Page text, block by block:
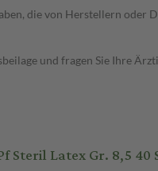
die von Herstellern oder
und fragen Sie Ihre
Steril Latex Gr. 8,5